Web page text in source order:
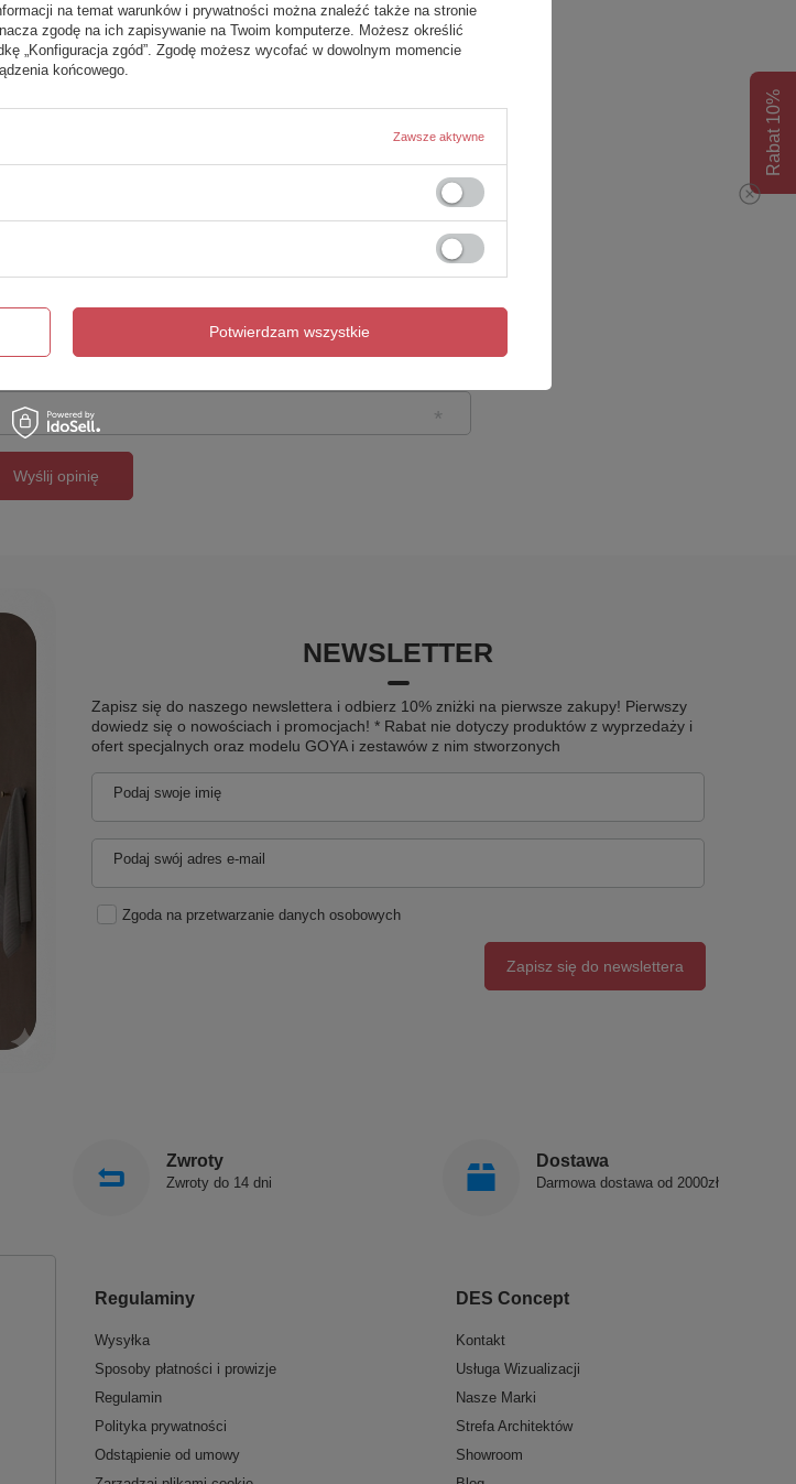
Twoja ocena:
5/5
Wyślij opinię
NEWSLETTER
Zapisz się do naszego newslettera i odbierz 10% zniżki na pierwsze zakupy! Pierwszy
dowiedz się o nowościach i promocjach! * Rabat nie dotyczy produktów z wyprzedaży i
ofert specjalnych oraz modelu GOYA i zestawów z nim stworzonych
Podaj swoje imię
Podaj swój adres e-mail
Zgoda na przetwarzanie danych osobowych
Zapisz się do newslettera
Zwroty
Zwroty do 14 dni
Dostawa
Darmowa dostawa od 2000zł
Regulaminy
Wysyłka
Sposoby płatności i prowizje
Regulamin
Polityka prywatności
Odstąpienie od umowy
DES Concept
Kontakt
Usługa Wizualizacji
Nasze Marki
Strefa Architektów
Showroom
Rabat 10%
na temat warunków i prywatności można znaleźć także na stronie
zgodę na ich zapisywanie na Twoim komputerze. Możesz określić
„Konfiguracja zgód”. Zgodę możesz wycofać w dowolnym momencie
końcowego.
Zawsze aktywne
Potwierdzam wszystkie